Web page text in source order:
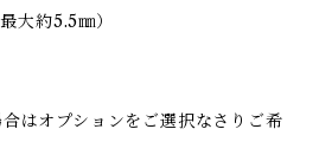
大約5.5㎜）
はオプションをご選択なさりご希